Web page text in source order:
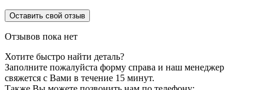
Оставить свой отзыв
Отзывов пока нет
Хотите быстро найти деталь?
Заполните пожалуйста форму справа и наш менеджер
свяжется с Вами в течение 15 минут.